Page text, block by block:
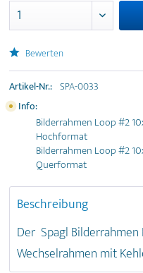
Bewerten
Artikel-Nr.: SPA-0033
Info:
Bilderrahmen Loop #2
Hochformat
Bilderrahmen Loop #2
Querformat
Beschreibung
Der Spagl
Wechselrahmen mit